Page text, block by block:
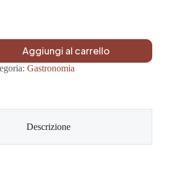
Aggiungi al carrello
Gastronomia
Descrizione